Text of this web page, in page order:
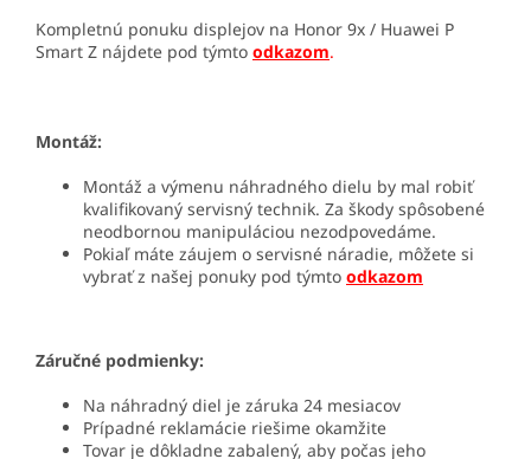
Kompletnú ponuku displejov na Honor 9x / Huawei P
Smart Z nájdete pod týmto odkazom.
Montáž:
Montáž a výmenu náhradného dielu by mal robiť
kvalifikovaný servisný technik. Za škody spôsobené
neodbornou manipuláciou nezodpovedáme.
Pokiaľ máte záujem o servisné náradie, môžete si
vybrať z našej ponuky pod týmto odkazom
Záručné podmienky:
Na náhradný diel je záruka 24 mesiacov
Prípadné reklamácie riešime okamžite
Tovar je dôkladne zabalený, aby počas jeho